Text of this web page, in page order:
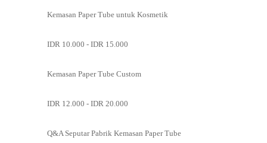
Kemasan Paper Tube untuk Kosmetik
IDR 10.000 - IDR 15.000
Kemasan Paper Tube Custom
IDR 12.000 - IDR 20.000
Q&A Seputar Pabrik Kemasan Paper Tube